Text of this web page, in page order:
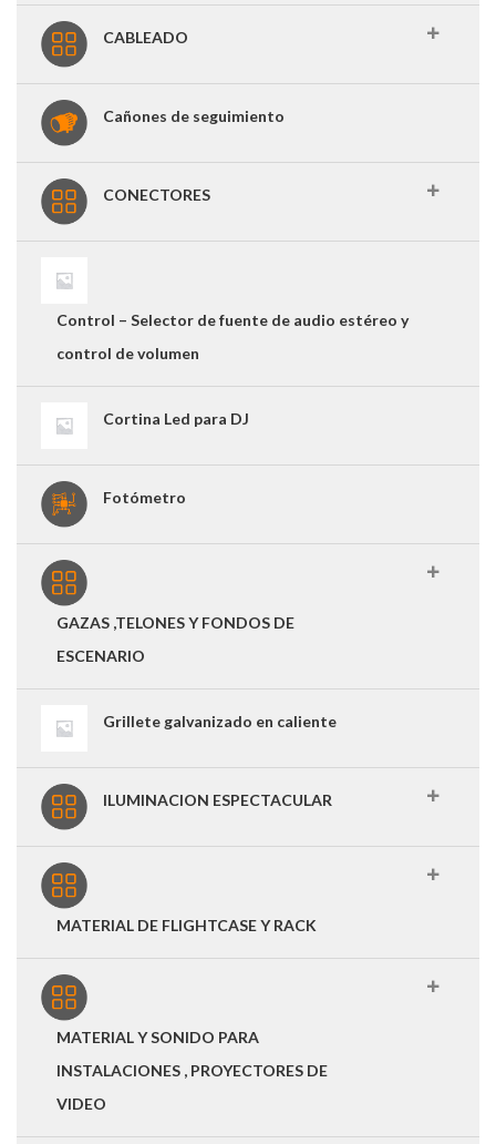
CABLEADO
Cañones de seguimiento
CONECTORES
Control – Selector de fuente de audio estéreo y
control de volumen
Cortina Led para DJ
Fotómetro
GAZAS ,TELONES Y FONDOS DE
ESCENARIO
Grillete galvanizado en caliente
ILUMINACION ESPECTACULAR
MATERIAL DE FLIGHTCASE Y RACK
MATERIAL Y SONIDO PARA
INSTALACIONES , PROYECTORES DE
VIDEO